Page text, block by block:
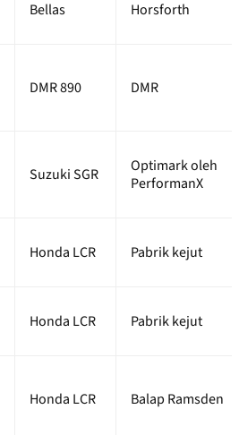
Bellas
Horsforth
DMR 890 DMR
Suzuki SGR
Optimark oleh
PerformanX
Honda LCR Pabrik kejut
Honda LCR Pabrik kejut
Honda LCR Balap Ramsden